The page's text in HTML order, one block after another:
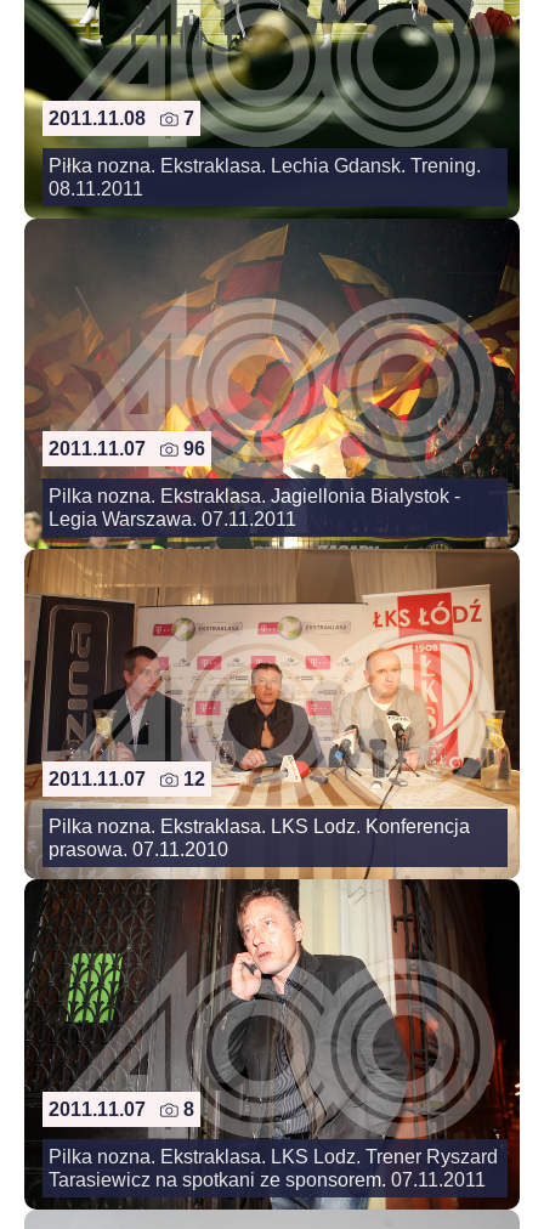
2011.11.08 7
Piłka nozna. Ekstraklasa. Lechia Gdansk. Trening.
08.11.2011
2011.11.07 96
Pilka nozna. Ekstraklasa. Jagiellonia Bialystok -
Legia Warszawa. 07.11.2011
2011.11.07 12
Pilka nozna. Ekstraklasa. LKS Lodz. Konferencja
prasowa. 07.11.2010
2011.11.07 8
Pilka nozna. Ekstraklasa. LKS Lodz. Trener Ryszard
Tarasiewicz na spotkani ze sponsorem. 07.11.2011